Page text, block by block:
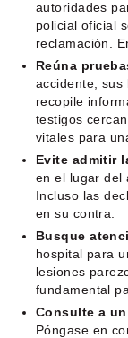
autoridades
policial oficial
reclamación.
Reúna
accidente, sus
recopile
testigos
vitales para
Evite admitir
en el lugar del
Incluso las
en su contra.
Busque
hospital para
lesiones
fundamental
Consulte a
Póngase en